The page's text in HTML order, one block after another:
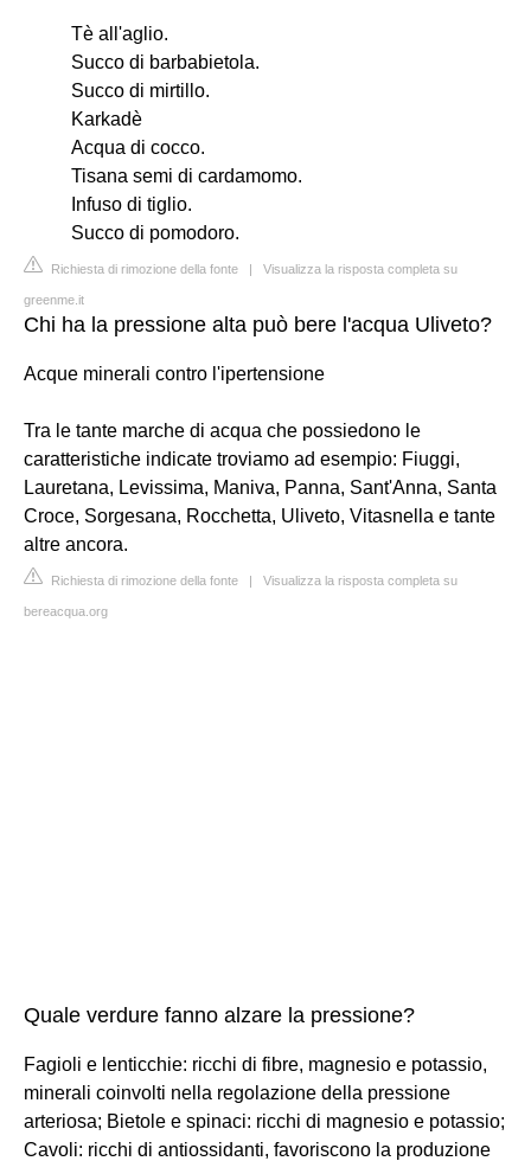
Tè all'aglio.
Succo di barbabietola.
Succo di mirtillo.
Karkadè
Acqua di cocco.
Tisana semi di cardamomo.
Infuso di tiglio.
Succo di pomodoro.
Richiesta di rimozione della fonte | Visualizza la risposta completa su
greenme.it
Chi ha la pressione alta può bere l'acqua Uliveto?
Acque minerali contro l'ipertensione
Tra le tante marche di acqua che possiedono le
caratteristiche indicate troviamo ad esempio: Fiuggi,
Lauretana, Levissima, Maniva, Panna, Sant'Anna, Santa
Croce, Sorgesana, Rocchetta, Uliveto, Vitasnella e tante
altre ancora.
Richiesta di rimozione della fonte | Visualizza la risposta completa su
bereacqua.org
Quale verdure fanno alzare la pressione?
Fagioli e lenticchie: ricchi di fibre, magnesio e potassio,
minerali coinvolti nella regolazione della pressione
arteriosa; Bietole e spinaci: ricchi di magnesio e potassio;
Cavoli: ricchi di antiossidanti, favoriscono la produzione